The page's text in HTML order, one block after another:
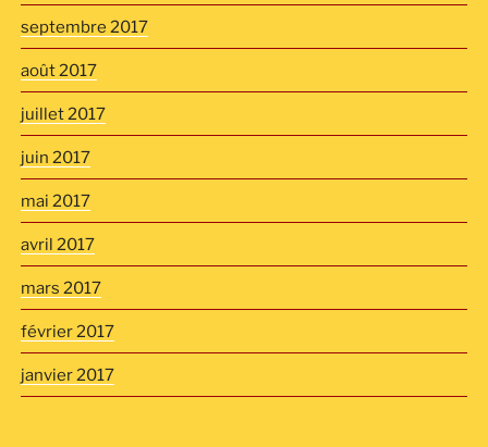
septembre 2017
août 2017
juillet 2017
juin 2017
mai 2017
avril 2017
mars 2017
février 2017
janvier 2017